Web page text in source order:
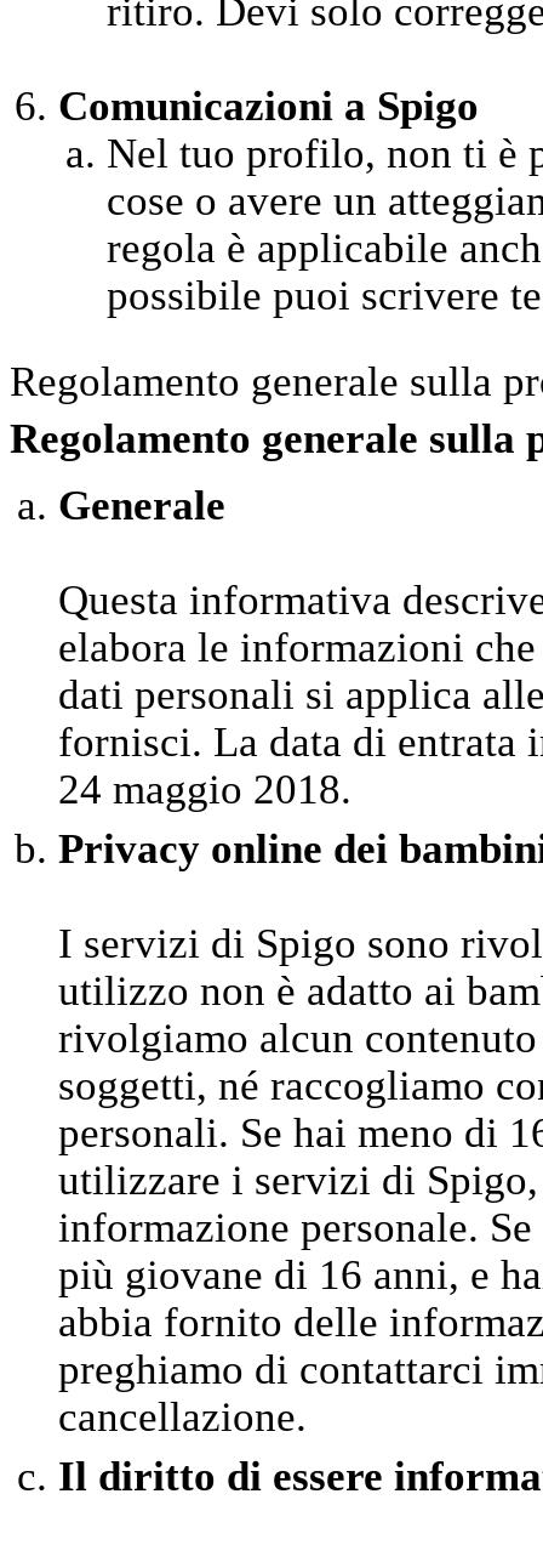
ritiro. Devi solo
Comunicazioni a Spigo
Nel tuo profilo, non ti è
cose o avere un
regola è applicabile
possibile puoi scrivere
Regolamento generale sulla
Regolamento generale sulla
Generale
Questa informativa
elabora le informazioni
dati personali si applica
fornisci. La data di entrata
24 maggio 2018.
Privacy online dei
I servizi di Spigo sono
utilizzo non è adatto ai
rivolgiamo alcun
soggetti, né raccogliamo
personali. Se hai meno di
utilizzare i servizi di
informazione personale.
più giovane di 16 anni, e
abbia fornito delle
preghiamo di contattarci
cancellazione.
Il diritto di essere